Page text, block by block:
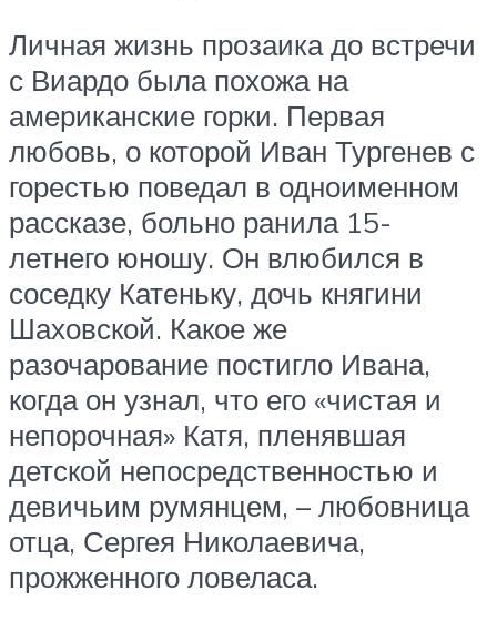
Личная жизнь прозаика до встречи
с Виардо была похожа на
американские горки. Первая
любовь, о которой Иван Тургенев с
горестью поведал в одноименном
рассказе, больно ранила 15-
летнего юношу. Он влюбился в
соседку Катеньку, дочь княгини
Шаховской. Какое же
разочарование постигло Ивана,
когда он узнал, что его «чистая и
непорочная» Катя, пленявшая
детской непосредственностью и
девичьим румянцем, – любовница
отца, Сергея Николаевича,
прожженного ловеласа.